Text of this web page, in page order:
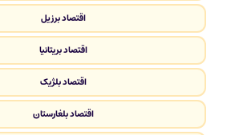
اقتصاد برزیل
اقتصاد بریتانیا
اقتصاد بلژیک
اقتصاد بلغارستان